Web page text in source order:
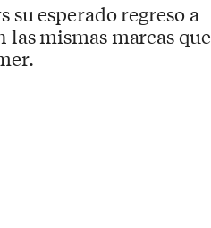
esperado regreso a
mismas marcas que